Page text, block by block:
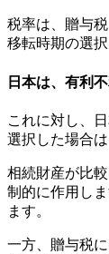
税率は、贈与
移転時期の選
日本は、有利
これに対し、
選択した場合
相続財産が比
制的に作用し
ます。
一方、贈与税